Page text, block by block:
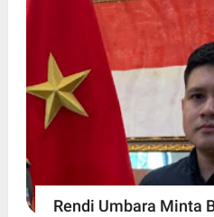
Rendi Umbara Minta